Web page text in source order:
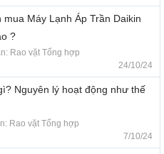
mua Máy Lạnh Áp Trần Daikin
?
Rao vặt Tổng hợp
24/10/24
Nguyên lý hoạt động như thế
Rao vặt Tổng hợp
7/10/24